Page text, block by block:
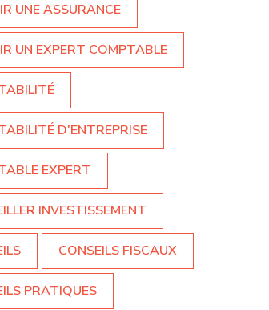
UNE ASSURANCE
UN EXPERT COMPTABLE
D'ENTREPRISE
EXPERT
INVESTISSEMENT
CONSEILS FISCAUX
PRATIQUES